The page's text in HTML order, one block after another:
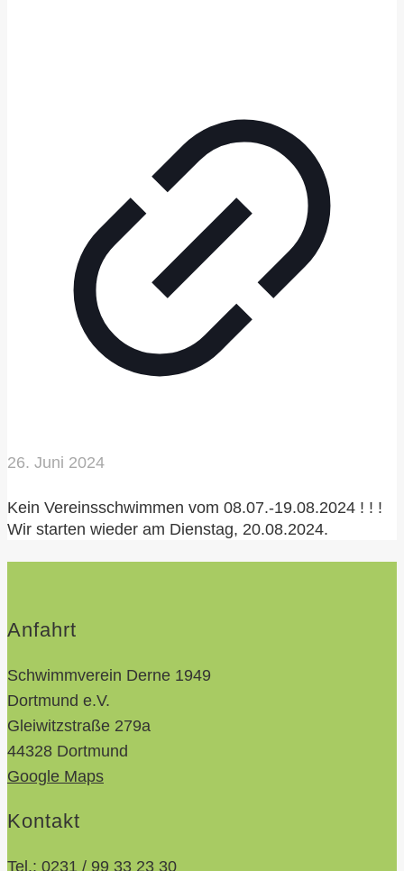
26. Juni 2024
Kein Vereinsschwimmen vom 08.07.-19.08.2024 ! ! !
Wir starten wieder am Dienstag, 20.08.2024.
Anfahrt
Schwimmverein Derne 1949
Dortmund e.V.
Gleiwitzstraße 279a
44328 Dortmund
Google Maps
Kontakt
Tel.: 0231 / 99 33 23 30